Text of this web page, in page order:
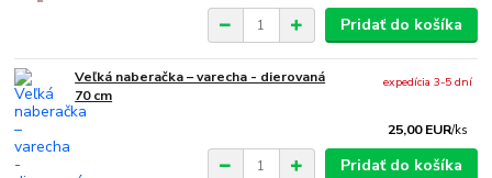
Pridať do košíka
Veľká naberačka – varecha - dierovaná
70 cm
25,00 EUR/ks
expedícia 3-5 dní
Pridať do košíka